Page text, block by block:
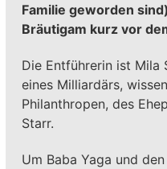
Familie geworden
Bräutigam kurz vor
Die Entführerin ist Mila
eines Milliardärs,
Philanthropen, des
Starr.
Um Baba Yaga und